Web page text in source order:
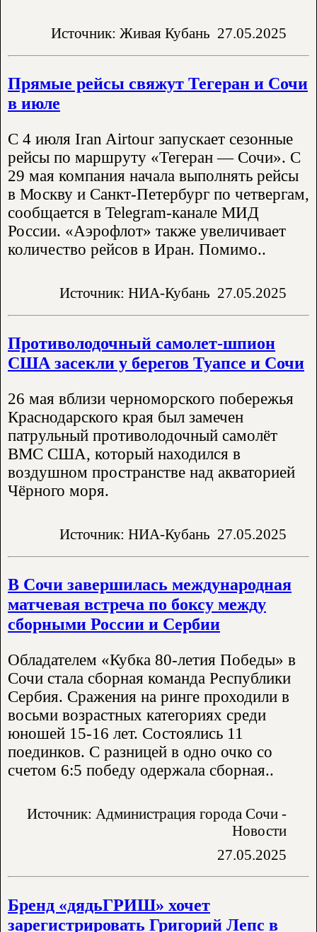
Источник: Живая Кубань 27.05.2025
Прямые рейсы свяжут Тегеран и Сочи
в июле
С 4 июля Iran Airtour запускает сезонные
рейсы по маршруту «Тегеран — Сочи». С
29 мая компания начала выполнять рейсы
в Москву и Санкт-Петербург по четвергам,
сообщается в Telegram-канале МИД
России. «Аэрофлот» также увеличивает
количество рейсов в Иран. Помимо..
Источник: НИА-Кубань 27.05.2025
Противолодочный самолет-шпион
США засекли у берегов Туапсе и Сочи
26 мая вблизи черноморского побережья
Краснодарского края был замечен
патрульный противолодочный самолёт
ВМС США, который находился в
воздушном пространстве над акваторией
Чёрного моря.
Источник: НИА-Кубань 27.05.2025
В Сочи завершилась международная
матчевая встреча по боксу между
сборными России и Сербии
Обладателем «Кубка 80-летия Победы» в
Сочи стала сборная команда Республики
Сербия. Сражения на ринге проходили в
восьми возрастных категориях среди
юношей 15-16 лет. Состоялись 11
поединков. С разницей в одно очко со
счетом 6:5 победу одержала сборная..
Источник: Администрация города Сочи -
Новости
27.05.2025
Бренд «дядьГРИШ» хочет
зарегистрировать Григорий Лепс в